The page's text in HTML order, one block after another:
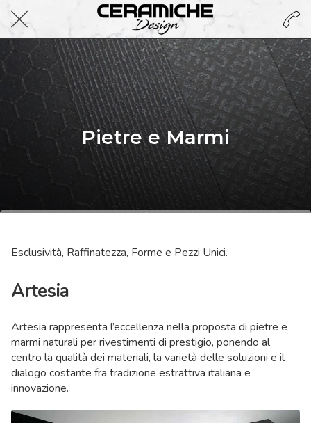
Pietre e Marmi
Esclusività, Raffinatezza, Forme e Pezzi Unici.
Artesia
Artesia rappresenta l’eccellenza nella proposta di pietre e
marmi naturali per rivestimenti di prestigio, ponendo al
centro la qualità dei materiali, la varietà delle soluzioni e il
dialogo costante fra tradizione estrattiva italiana e
innovazione.